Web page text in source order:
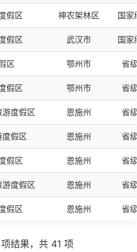
假区 神农架林区 国家
假区 武汉市 国家
区 鄂州市 省
假区 鄂州市 省
游度假区 恩施州 省
度假区 恩施州 省
假区 恩施州 省
度假区 恩施州 省
假区 恩施州 省
结果，共 41 项